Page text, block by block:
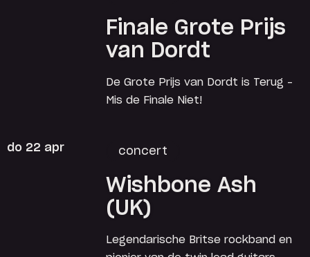
Finale Grote Prijs
van Dordt
De Grote Prijs van Dordt is Terug –
Mis de Finale Niet!
do 22 apr concert
Wishbone Ash
(UK)
Legendarische Britse rockband en